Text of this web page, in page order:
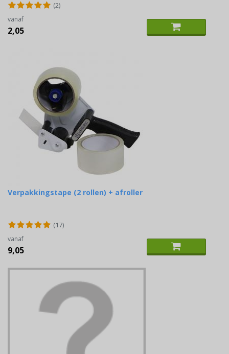
(2)
vanaf
2,05
Verpakkingstape (2 rollen) + afroller
(17)
vanaf
9,05